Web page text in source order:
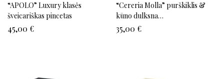
“APOLO” Luxury klasės
šveicariškas pincetas
45,00 €
“Cereria Molla” purškiklis &
kūno dulksna
“Amber&Sandalwood” 100 ml.
35,00 €